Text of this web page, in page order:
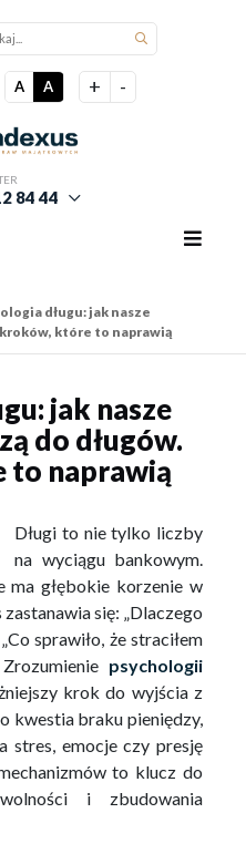
A A + -
84 44
długu: jak nasze
które to naprawią
jak nasze
do długów.
to naprawią
Długi to nie tylko liczby
na wyciągu bankowym.
ma głębokie korzenie w
się: „Dlaczego
sprawiło, że straciłem
psychologii
krok do wyjścia z
kwestia braku pieniędzy,
stres, emocje czy presję
to klucz do
i zbudowania